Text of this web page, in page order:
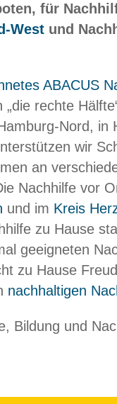
für
West und
ABACUS
rechte
Nord, in
wir
an
Nachhilfe vor
und im Kreis
zu Hause
geeigneten
zu Hause
nachhaltigen
Bildung und